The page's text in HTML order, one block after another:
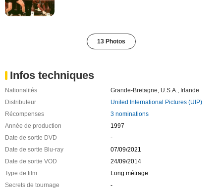
13 Photos
Infos techniques
Nationalités Grande-Bretagne U.S.A.
Irlande
Distributeur
United International Pictures (UIP)
Récompenses
3 nominations
Année de production
1997
Date de sortie DVD
-
Date de sortie Blu-ray
07/09/2021
Date de sortie VOD
24/09/2014
Type de film
Long métrage
Secrets de tournage
-